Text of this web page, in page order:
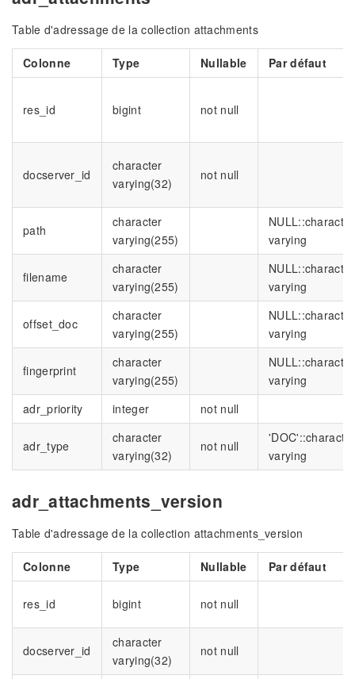
Table d'adressage de la collection attachments
Colonne Type Nullable Par défaut
res_id bigint not null
docserver_id
character
varying(32)
not null
path
character
varying(255)
NULL::character
varying
filename
character
varying(255)
NULL::character
varying
offset_doc
character
varying(255)
NULL::character
varying
fingerprint
character
varying(255)
NULL::character
varying
adr_priority
integer not null
adr_type
character
varying(32)
not null
'DOC'::character
varying
adr_attachments_version
Table d'adressage de la collection attachments_version
Colonne Type Nullable Par défaut
res_id bigint not null
docserver_id
character
varying(32)
not null